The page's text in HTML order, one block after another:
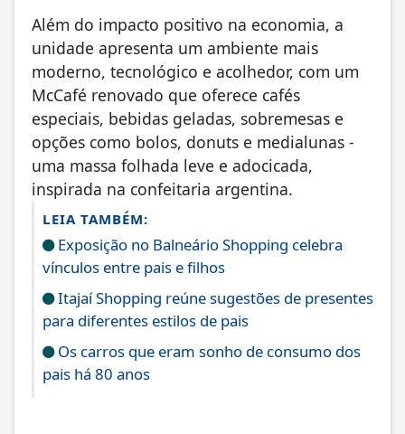
Além do impacto positivo na economia, a
unidade apresenta um ambiente mais
moderno, tecnológico e acolhedor, com um
McCafé renovado que oferece cafés
especiais, bebidas geladas, sobremesas e
opções como bolos, donuts e medialunas -
uma massa folhada leve e adocicada,
inspirada na confeitaria argentina.
LEIA TAMBÉM:
Exposição no Balneário Shopping celebra
vínculos entre pais e filhos
Itajaí Shopping reúne sugestões de presentes
para diferentes estilos de pais
Os carros que eram sonho de consumo dos
pais há 80 anos